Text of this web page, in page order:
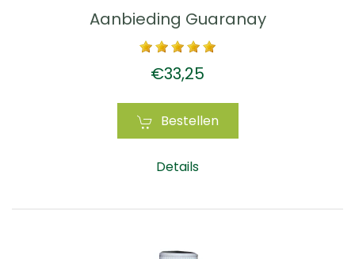
Aanbieding Guaranay
€33,25
Bestellen
Details